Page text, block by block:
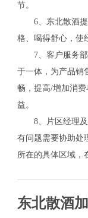
节。
6、东北散酒提
格、喝得舒心，使
7、客户服务部
于一体，为产品销
畅，提高/增加消
益。
8、片区经理及
有问题需要协助处
所在的具体区域，
东北散酒